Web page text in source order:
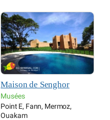
Maison de Senghor
Musées
Point E, Fann, Mermoz,
Ouakam